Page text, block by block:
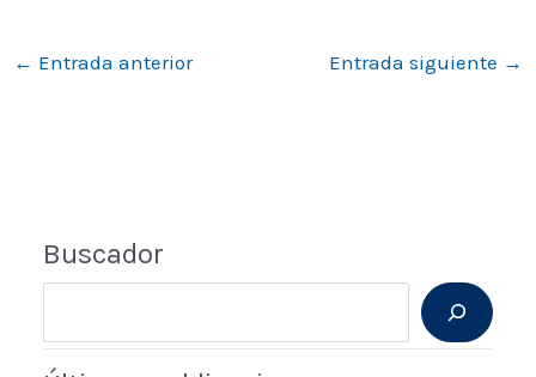
← Entrada anterior Entrada siguiente →
Buscador
u